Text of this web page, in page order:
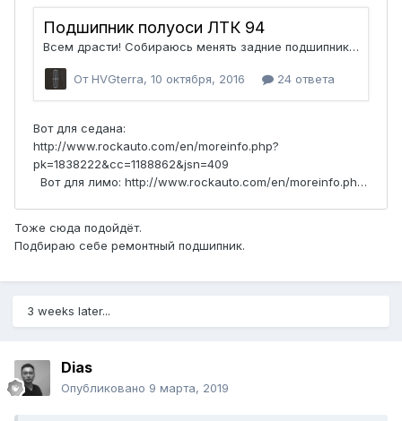
Тоже сюда подойдёт.
Подбираю себе ремонтный подшипник.
3 weeks later...
Dias
Опубликовано 9 марта, 2019